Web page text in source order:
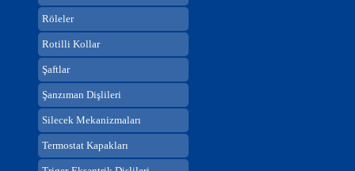
Röleler
Rotilli Kollar
Şaftlar
Şanzıman Dişlileri
Silecek Mekanizmaları
Termostat Kapakları